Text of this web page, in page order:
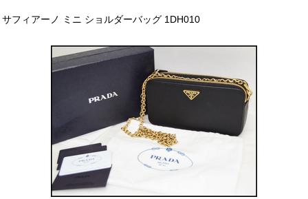
サフィアーノ ミニ ショルダーバッグ 1DH010